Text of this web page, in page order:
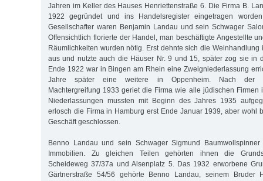
Jahren im Keller des Hauses Henriettenstraße 6. Die Firma B.
1922 gegründet und ins Handelsregister eingetragen
Gesellschafter waren Benjamin Landau und sein Schwager
Offensichtlich florierte der Handel, man beschäftigte Angestellte
Räumlichkeiten wurden nötig. Erst dehnte sich die Weinhandlung
aus und nutzte auch die Häuser Nr. 9 und 15, später zog sie in
Ende 1922 war in Bingen am Rhein eine Zweigniederlassung
Jahre später eine weitere in Oppenheim. Nach der
Machtergreifung 1933 geriet die Firma wie alle jüdischen Firmen
Niederlassungen mussten mit Beginn des Jahres 1935
erlosch die Firma in Hamburg erst Ende Januar 1939, aber wohl
Geschäft geschlossen.
Benno Landau und sein Schwager Sigmund
Immobilien. Zu gleichen Teilen gehörten ihnen die
Scheideweg 37/37a und Alsenplatz 5. Das 1932 erworbene
Gärtnerstraße 54/56 gehörte Benno Landau, seinem Bruder